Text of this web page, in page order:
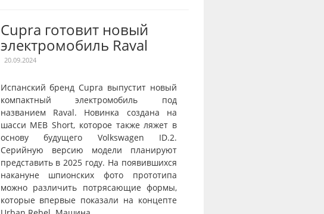
Cupra готовит новый
электромобиль Raval
20.09.2024
Испанский бренд Cupra выпустит новый
компактный электромобиль под
названием Raval. Новинка создана на
шасси MEB Short, которое также ляжет в
основу будущего Volkswagen ID.2.
Серийную версию модели планируют
представить в 2025 году. На появившихся
накануне шпионских фото прототипа
можно различить потрясающие формы,
которые впервые показали на концепте